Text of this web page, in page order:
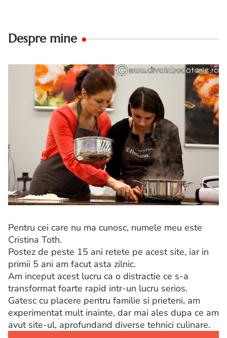
Despre mine
Pentru cei care nu ma cunosc, numele meu este
Cristina Toth.
Postez de peste 15 ani retete pe acest site, iar in
primii 5 ani am facut asta zilnic.
Am inceput acest lucru ca o distractie ce s-a
transformat foarte rapid intr-un lucru serios.
Gatesc cu placere pentru familie si prieteni, am
experimentat mult inainte, dar mai ales dupa ce am
avut site-ul, aprofundand diverse tehnici culinare.